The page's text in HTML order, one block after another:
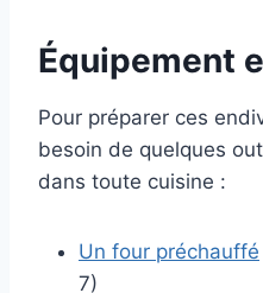
Équipement
Pour préparer ces
besoin de quelques
dans toute cuisine :
Un four préchauffé
7)